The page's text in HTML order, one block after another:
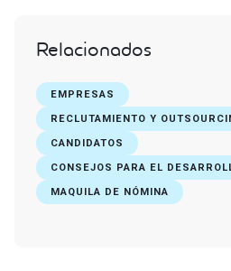
Relacionados
EMPRESAS
RECLUTAMIENTO Y
CANDIDATOS
CONSEJOS PARA EL
MAQUILA DE NÓMINA